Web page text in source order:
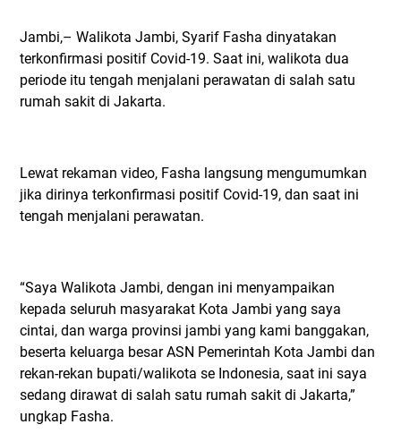
Jambi,– Walikota Jambi, Syarif Fasha dinyatakan
terkonfirmasi positif Covid-19. Saat ini, walikota dua
periode itu tengah menjalani perawatan di salah satu
rumah sakit di Jakarta.
Lewat rekaman video, Fasha langsung mengumumkan
jika dirinya terkonfirmasi positif Covid-19, dan saat ini
tengah menjalani perawatan.
“Saya Walikota Jambi, dengan ini menyampaikan
kepada seluruh masyarakat Kota Jambi yang saya
cintai, dan warga provinsi jambi yang kami banggakan,
beserta keluarga besar ASN Pemerintah Kota Jambi dan
rekan-rekan bupati/walikota se Indonesia, saat ini saya
sedang dirawat di salah satu rumah sakit di Jakarta,”
ungkap Fasha.